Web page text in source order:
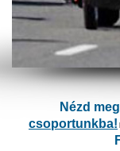
Nézd
csoportunkba!